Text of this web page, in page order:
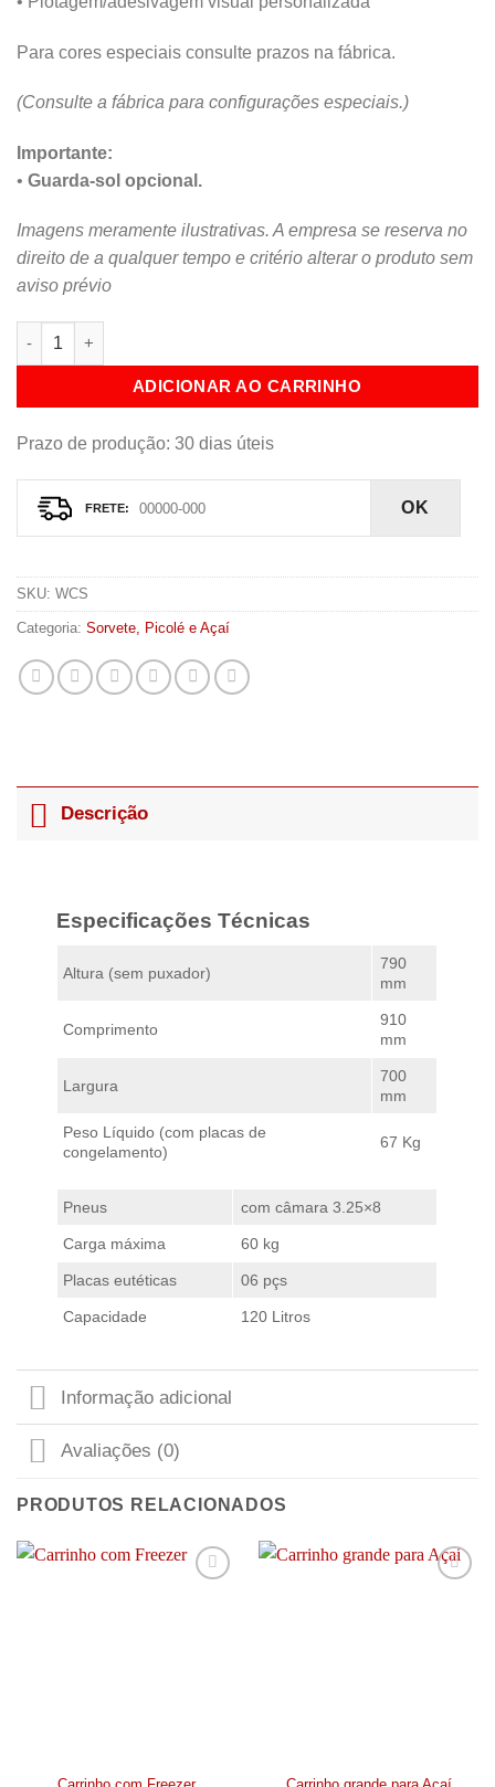
Para cores especiais consulte prazos na fábrica.
(Consulte a fábrica para configurações especiais.)
Importante:
• Guarda-sol opcional.
Imagens meramente ilustrativas. A empresa se reserva no
direito de a qualquer tempo e critério alterar o produto sem
aviso prévio
Carrinho para Picolé & Sorvete quantidade
ADICIONAR AO CARRINHO
Prazo de produção: 30 dias úteis
OK
SKU: WCS
Categoria: Sorvete, Picolé e Açaí
Descrição
EspecificaçõesTécnicas
Altura (sem puxador)
790
mm
Comprimento
910
mm
Largura
700
mm
Peso Líquido (com placas de
congelamento)
67 Kg
Pneus com câmara 3.25×8
Carga máxima 60 kg
Placas eutéticas 06 pçs
Capacidade 120 Litros
Informação adicional
Avaliações (0)
PRODUTOS RELACIONADOS